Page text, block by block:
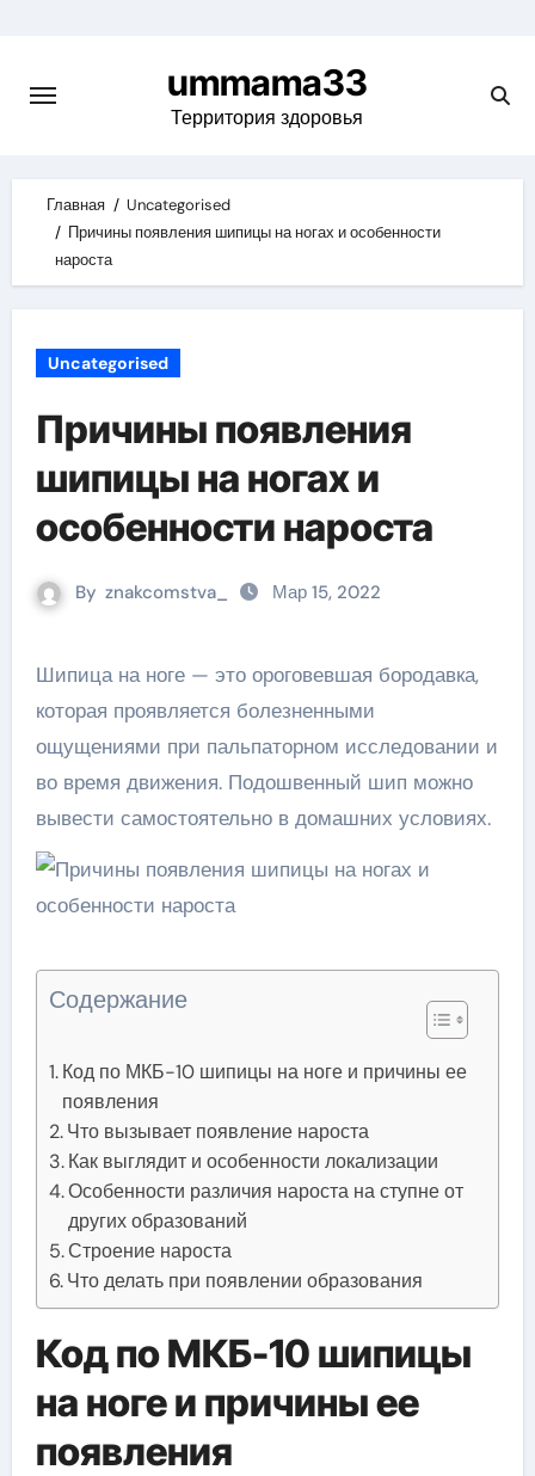
content
ummama33
Территория здоровья
Главная
Uncategorised
Причины появления шипицы на ногах и особенности
нароста
Uncategorised
Причины появления
шипицы на ногах и
особенности нароста
By znakcomstva_ Мар 15, 2022
Шипица на ноге — это ороговевшая бородавка,
которая проявляется болезненными
ощущениями при пальпаторном исследовании и
во время движения. Подошвенный шип можно
вывести самостоятельно в домашних условиях.
Содержание
Код по МКБ-10 шипицы на ноге и причины ее
появления
Что вызывает появление нароста
Как выглядит и особенности локализации
Особенности различия нароста на ступне от
других образований
Строение нароста
Что делать при появлении образования
Код по МКБ-10 шипицы
на ноге и причины ее
появления